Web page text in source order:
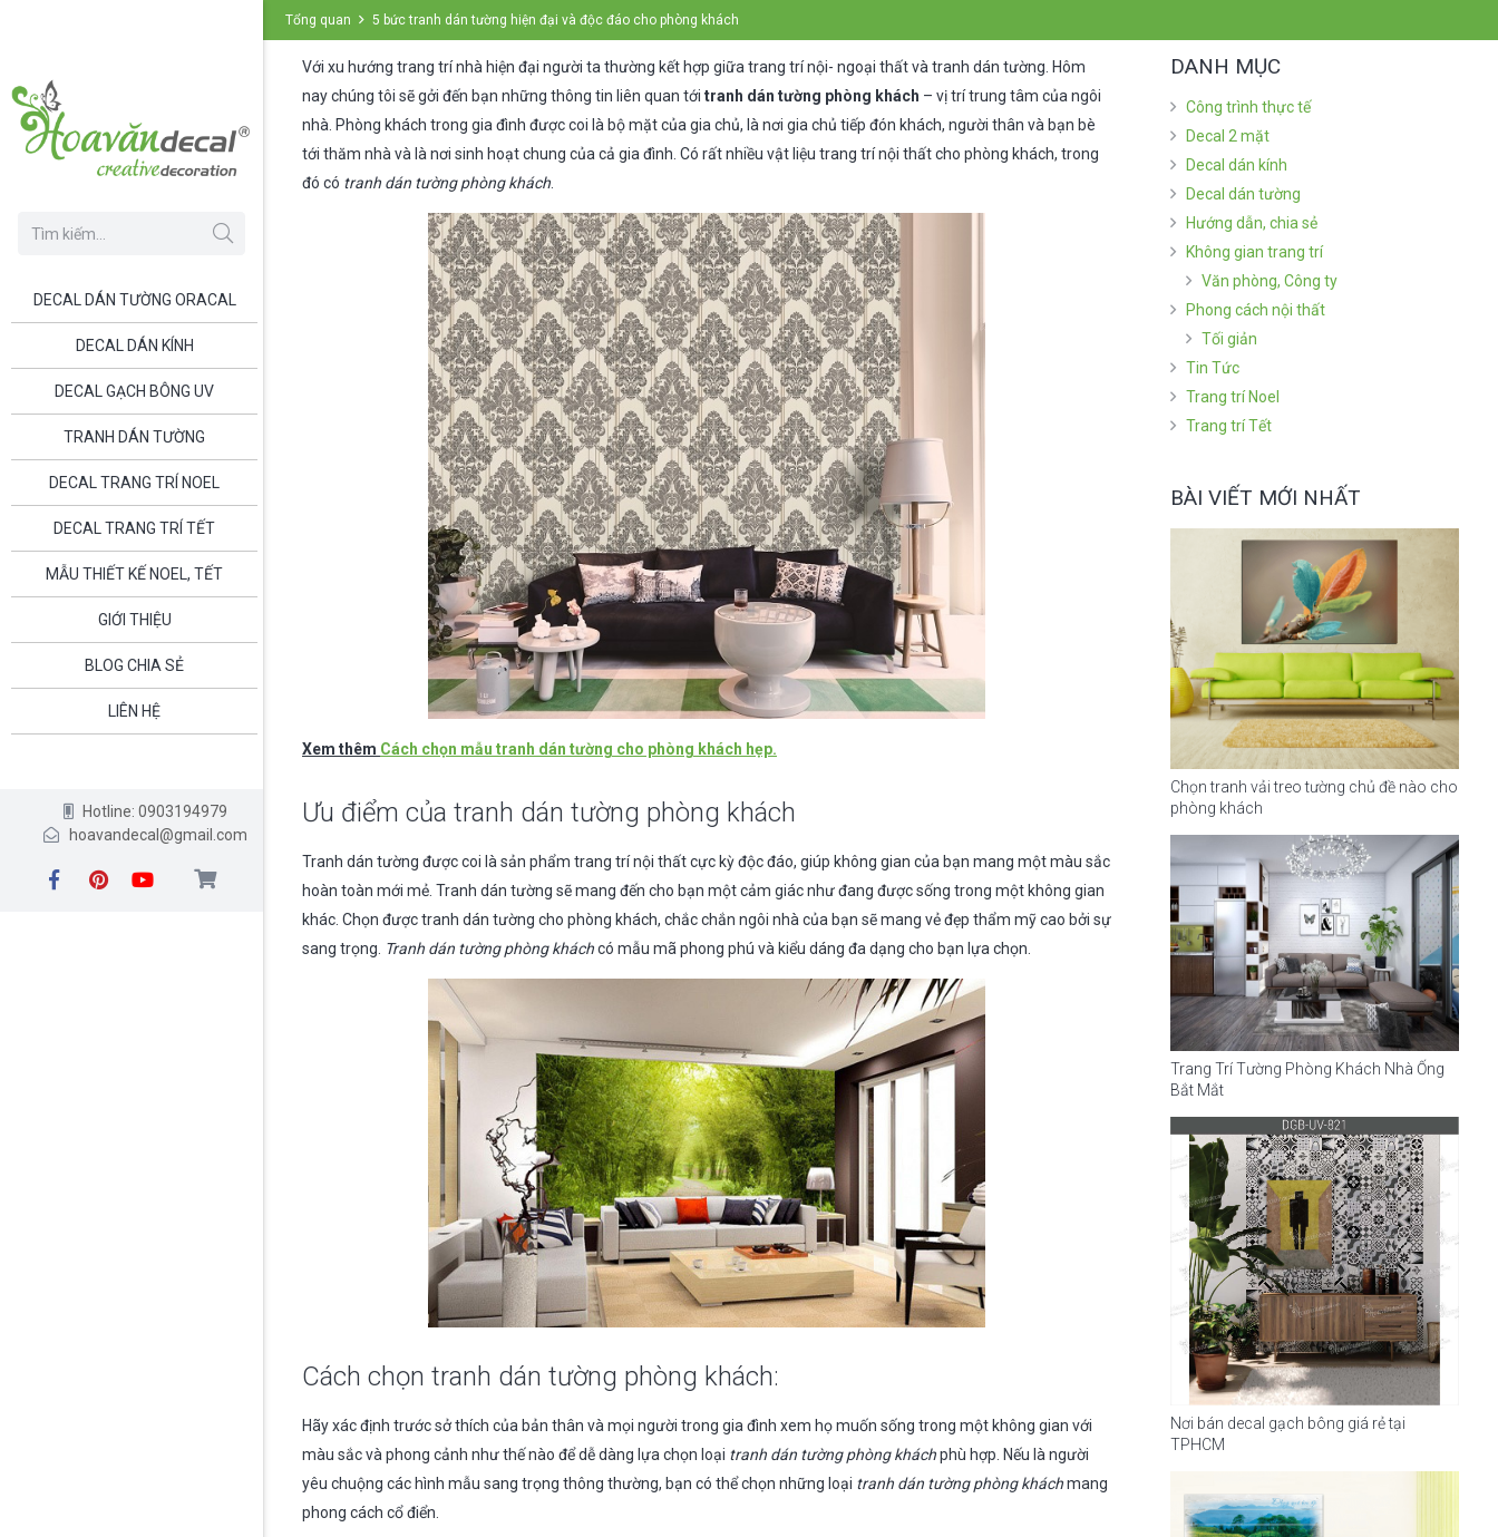
DECAL DÁN TƯỜNG ORACAL
DECAL DÁN KÍNH
DECAL GẠCH BÔNG UV
TRANH DÁN TƯỜNG
DECAL TRANG TRÍ NOEL
DECAL TRANG TRÍ TẾT
MẪU THIẾT KẾ NOEL, TẾT
GIỚI THIỆU
BLOG CHIA SẺ
LIÊN HỆ
Hotline: 0903194979
hoavandecal@gmail.com
Tổng quan 5 bức tranh dán tường hiện đại và độc đáo cho phòng khách
Với xu hướng trang trí nhà hiện đại người ta thường kết hợp giữa trang trí nội- ngoại thất và tranh dán tường. Hôm
nay chúng tôi sẽ gởi đến bạn những thông tin liên quan tới tranh dán tường phòng khách – vị trí trung tâm của ngôi
nhà. Phòng khách trong gia đình được coi là bộ mặt của gia chủ, là nơi gia chủ tiếp đón khách, người thân và bạn bè
tới thăm nhà và là nơi sinh hoạt chung của cả gia đình. Có rất nhiều vật liệu trang trí nội thất cho phòng khách, trong
đó có tranh dán tường phòng khách
Xem thêm Cách chọn mẫu tranh dán tường cho phòng khách hẹp.
Ưu điểm của tranh dán tường phòng khách
Tranh dán tường được coi là sản phẩm trang trí nội thất cực kỳ độc đáo, giúp không gian của bạn mang một màu sắc
hoàn toàn mới mẻ. Tranh dán tường sẽ mang đến cho bạn một cảm giác như đang được sống trong một không gian
khác. Chọn được tranh dán tường cho phòng khách, chắc chắn ngôi nhà của bạn sẽ mang vẻ đẹp thẩm mỹ cao bởi sự
sang trọng. Tranh dán tường phòng kháchcó mẫu mã phong phú và kiểu dáng đa dạng cho bạn lựa chọn.
Cách chọn tranh dán tường phòng khách:
Hãy xác định trước sở thích của bản thân và mọi người trong gia đình xem họ muốn sống trong một không gian với
màu sắc và phong cảnh như thế nào để dễ dàng lựa chọn loại tranh dán tường phòng kháchphù hợp. Nếu là người
yêu chuộng các hình mẫu sang trọng thông thường, bạn có thể chọn những loại tranh dán tường phòng kháchmang
phong cách cổ điển.
DANH MỤC
Công trình thực tế
Decal 2 mặt
Decal dán kính
Decal dán tường
Hướng dẫn, chia sẻ
Không gian trang trí
Văn phòng, Công ty
Phong cách nội thất
Tối giản
Tin Tức
Trang trí Noel
Trang trí Tết
BÀI VIẾT MỚI NHẤT
Chọn tranh vải treo tường chủ đề nào cho
phòng khách
Trang Trí Tường Phòng Khách Nhà Ống
Bắt Mắt
Nơi bán decal gạch bông giá rẻ tại
TPHCM